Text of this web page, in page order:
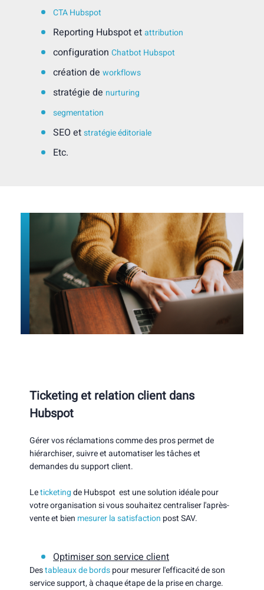
CTA Hubspot
Reporting Hubspot etattribution
configuration Chatbot Hubspot
création de workflows
stratégie de nurturing
segmentation
SEO etstratégie éditoriale
Etc.
Ticketing et relation client dans
Hubspot​
Gérer vos réclamations comme des pros permet de
hiérarchiser, suivre et automatiser les tâches et
demandes du support client.
Leticketingde Hubspot est une solution idéale pour
votre organisation si vous souhaitez centraliser l'après-
vente et bien mesurer la satisfaction post SAV.
Optimiser son service client
Destableaux de bordspour mesurer l'efficacité de son
service support, à chaque étape de la prise en charge.